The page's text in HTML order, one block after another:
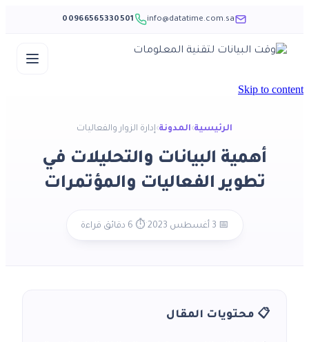
info@datatime.com.sa
00966565330501
Skip to content
الرئيسية›المدونة›إدارة الزوار والفعاليات
أهمية البيانات والتحليلات في
تطوير الفعاليات والمؤتمرات
📅 3 أغسطس 2023 ·⏱️ 6 دقائق قراءة
📋 محتويات المقال